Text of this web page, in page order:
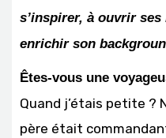
s’inspirer, à ouvrir
enrichir son
Êtes-vous une
Quand j’étais petite ?
père était